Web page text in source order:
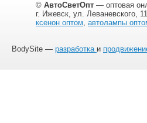
© АвтоСветОпт — оптовая
г. Ижевск, ул. Леваневского,
ксенон оптом, автолампы
BodySite — разработка и